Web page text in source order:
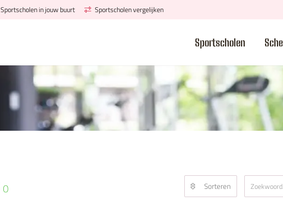
0 Sorteren
Sportscholen in jouw buurt Sportscholen vergelijken
Sportscholen